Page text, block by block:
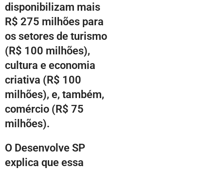
disponibilizam mais
R$ 275 milhões para
os setores de turismo
(R$ 100 milhões),
cultura e economia
criativa (R$ 100
milhões), e, também,
comércio (R$ 75
milhões).
O Desenvolve SP
explica que essa